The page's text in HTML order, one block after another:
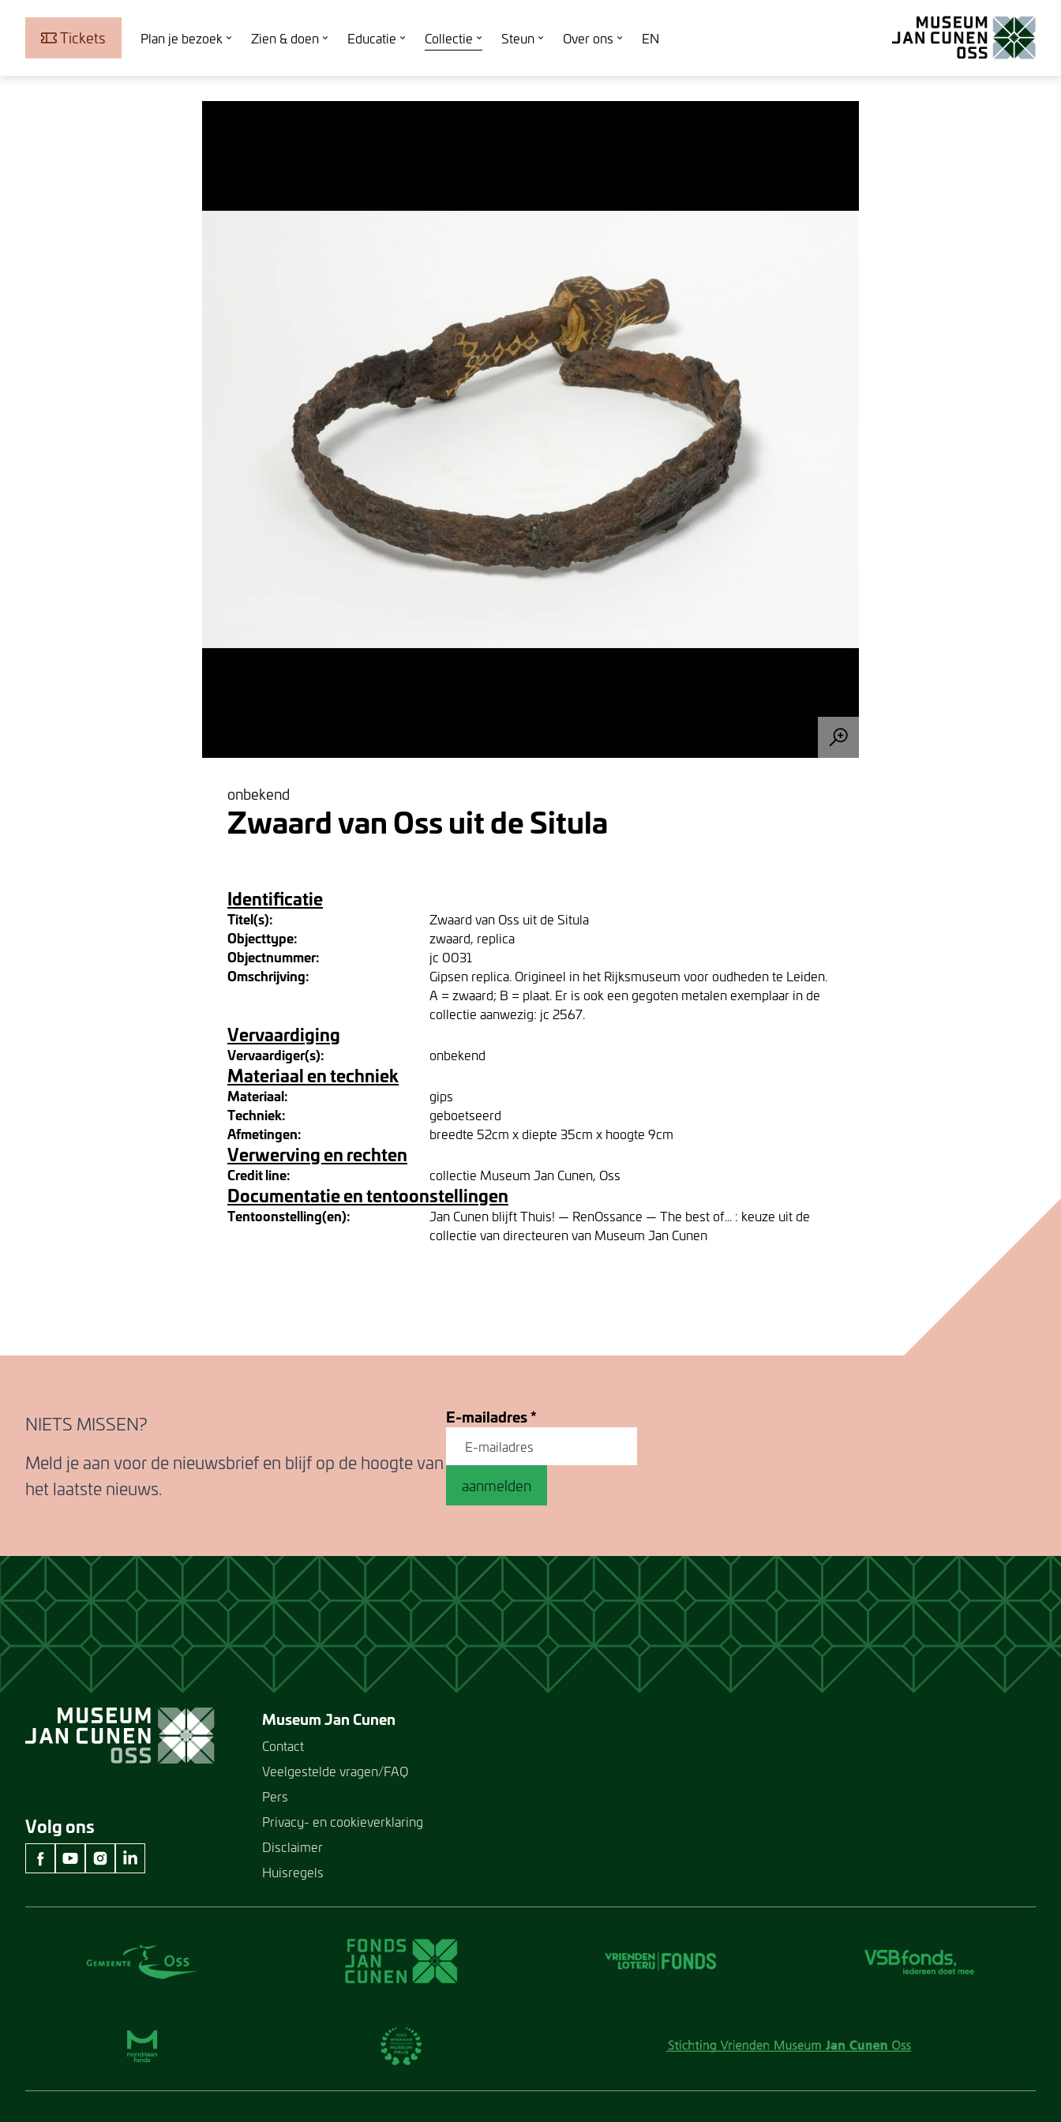
Tickets Plan je bezoek Zien & doen Educatie Collectie Steun Over ons
EN
onbekend
Zwaard van Oss uit de Situla
Identificatie
Titel(s): Zwaard van Oss uit de Situla
Objecttype: zwaard, replica
Objectnummer: jc 0031
Omschrijving:
Gipsen replica. Origineel in het Rijksmuseum voor oudheden te Leiden.
A = zwaard; B = plaat. Er is ook een gegoten metalen exemplaar in de
collectie aanwezig: jc 2567.
Vervaardiging
Vervaardiger(s): onbekend
Materiaal en techniek
Materiaal: gips
Techniek: geboetseerd
Afmetingen: breedte 52cm x diepte 35cm x hoogte 9cm
Verwerving en rechten
Credit line: collectie Museum Jan Cunen, Oss
Documentatie en tentoonstellingen
Tentoonstelling(en):
Jan Cunen blijft Thuis! — RenOssance — The best of... : keuze uit de
collectie van directeuren van Museum Jan Cunen
NIETS MISSEN?
Meld je aan voor de nieuwsbrief en blijf op de hoogte van
het laatste nieuws.
E-mailadres*
aanmelden
Volg ons
facebook Museum Jan Cunen
youtube Museum Jan Cunen
instagram Museum Jan Cunen
linkedin Museum Jan Cunen
Museum Jan Cunen
Contact
Veelgestelde vragen/FAQ
Pers
Privacy- en cookieverklaring
Disclaimer
Huisregels